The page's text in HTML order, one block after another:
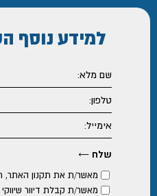
למידע נוסף
מאשר/ת את תקנון האתר,
מאשר/ת קבלת דיוור שיווקי